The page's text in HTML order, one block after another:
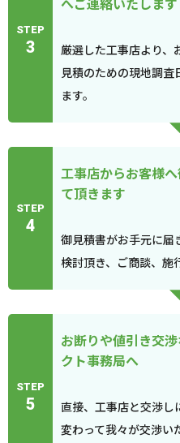
STEP
3
厳選した工事店より、
見積のための現地調査
ます。
STEP
4
工事店からお客様
て頂きます
御見積書がお手元に届
検討頂き、ご商談、施
STEP
5
お断りや値引き交
クト事務局へ
直接、工事店と交渉し
変わって我々が交渉い